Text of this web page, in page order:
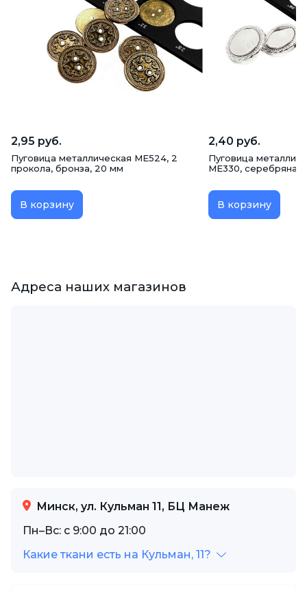
2,95 руб.
Пуговица металлическая ME524, 2
прокола, бронза, 20 мм
В корзину
2,40 руб.
Пуговица
ME330,
В корзину
Адреса наших магазинов
Минск, ул. Кульман 11, БЦ Манеж
Пн–Вс: с 9:00 до 21:00
Какие ткани есть на Кульман, 11?